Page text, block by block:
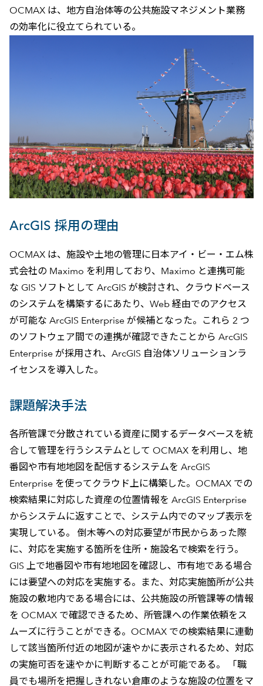
OCMAX は、地方自治体等の公共施設マネジメント業務
の効率化に役立てられている。
ArcGIS 採用の理由
OCMAX は、施設や土地の管理に日本アイ・ビー・エム株
式会社の Maximo を利用しており、Maximo と連携可能
な GIS ソフトとして ArcGIS が検討され、クラウドベース
のシステムを構築するにあたり、Web 経由でのアクセス
が可能な ArcGIS Enterprise が候補となった。これら 2 つ
のソフトウェア間での連携が確認できたことから ArcGIS
Enterprise が採用され、ArcGIS 自治体ソリューションラ
イセンスを導入した。
課題解決手法
各所管課で分散されている資産に関するデータベースを統
合して管理を行うシステムとして OCMAX を利用し、地
番図や市有地地図を配信するシステムを ArcGIS
Enterprise を使ってクラウド上に構築した。OCMAX での
検索結果に対応した資産の位置情報を ArcGIS Enterprise
からシステムに返すことで、システム内でのマップ表示を
実現している。 倒木等への対応要望が市民からあった際
に、対応を実施する箇所を住所・施設名で検索を行う。
GIS 上で地番図や市有地地図を確認し、市有地である場合
には要望への対応を実施する。また、対応実施箇所が公共
施設の敷地内である場合には、公共施設の所管課等の情報
を OCMAX で確認できるため、所管課への作業依頼をス
ムーズに行うことができる。OCMAX での検索結果に連動
して該当箇所付近の地図が速やかに表示されるため、対応
の実施可否を速やかに判断することが可能である。 「職
員でも場所を把握しきれない倉庫のような施設の位置をマ